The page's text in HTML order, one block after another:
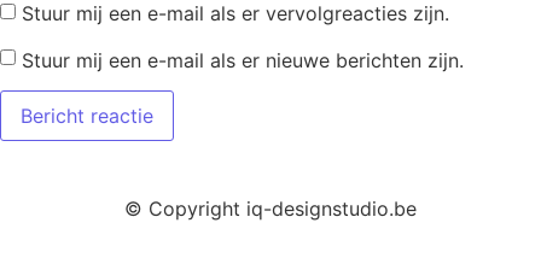
Stuur mij een e-mail als er vervolgreacties zijn.
Stuur mij een e-mail als er nieuwe berichten zijn.
© Copyright iq-designstudio.be